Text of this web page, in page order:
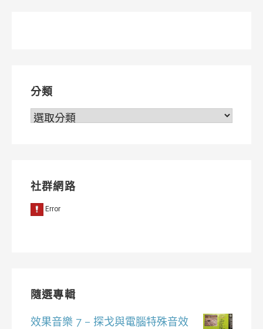
分類
分
社群網路
隨選專輯
效果音樂 7 – 探戈與電腦特殊音效